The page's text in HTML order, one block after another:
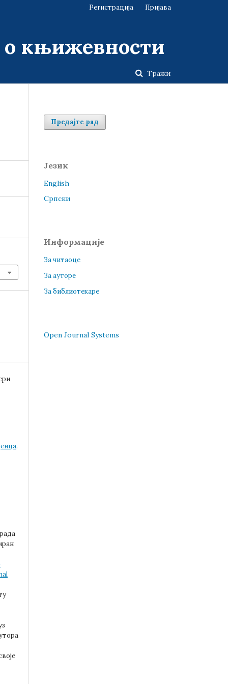
о књижевности
Тражи
Регистрација Пријава
.
Предајте рад
Језик
English
Cрпски
Информације
За читаоце
За ауторе
За библиотекаре
Open Journal Systems